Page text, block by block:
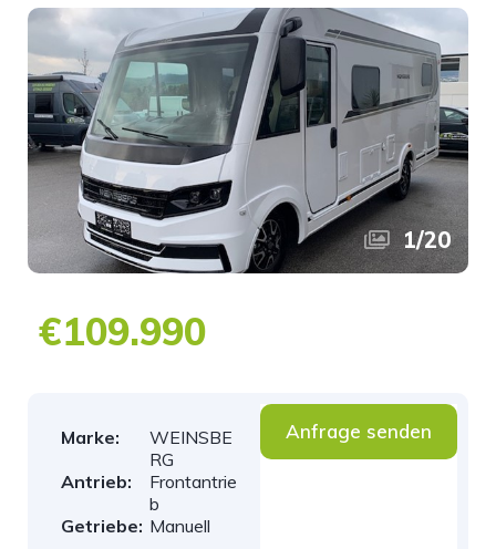
1/20
€109.990
Marke:
WEINSBE
RG
Antrieb:
Frontantrie
b
Getriebe: Manuell
Anfrage senden